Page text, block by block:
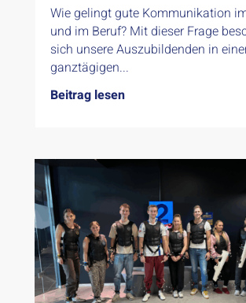
Wie gelingt gute Kommunikation
und im Beruf? Mit dieser Frage
sich unsere Auszubildenden in
ganztägigen...
Beitrag lesen